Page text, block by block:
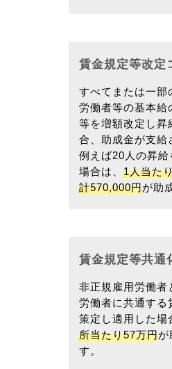
賃金規定等改定
すべてまたは一部
労働者等の基本給
等を増額改定し昇
合、助成金が支給
例えば20人の昇給
場合は、 1人当た
計570,000円が助
賃金規定等共通
非正規雇用労働者
労働者に共通する
策定し適用した場
所当たり57万円が
す。